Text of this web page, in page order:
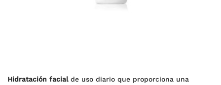
Hidratación facialde uso diario que proporciona una